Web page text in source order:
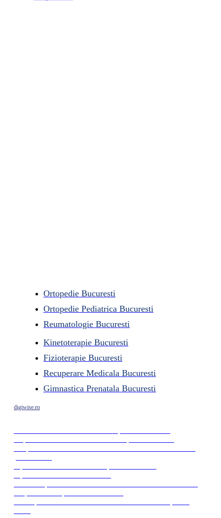
Ortopedie Bucuresti
Ortopedie Pediatrica Bucuresti
Reumatologie Bucuresti
Kinetoterapie Bucuresti
Fizioterapie Bucuresti
Recuperare Medicala Bucuresti
Gimnastica Prenatala Bucuresti
digiwise.ro